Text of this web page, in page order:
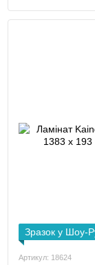
Зразок у Шоу-
Артикул: 18624